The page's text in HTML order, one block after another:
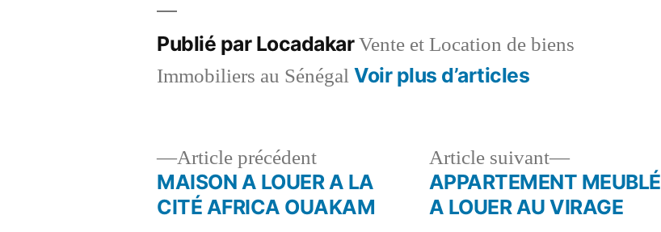
Publié par LocadakarVente et Location de biens
Immobiliers au SénégalVoir plus d’articles
Navigation
Article précédentArticle
précédent :
MAISON A LOUER A LA
CITÉ AFRICA OUAKAM
Article suivant
Article
suivant :
APPARTEMENT MEUBLÉ
A LOUER AU VIRAGE